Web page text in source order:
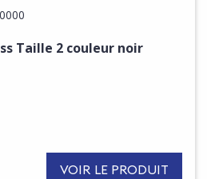
Taille 2 couleur noir
VOIR LE PRODUIT